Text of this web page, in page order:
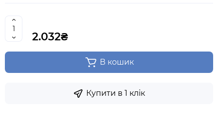
2.032₴
В кошик
Купити в 1 клік